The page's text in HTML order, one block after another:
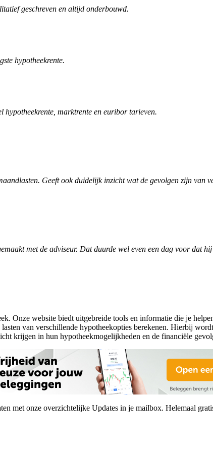
geschreven en altijd onderbouwd.
hypotheekrente.
marktrente en euribor tarieven.
Geeft ook duidelijk inzicht wat de gevolgen zijn van
met de adviseur. Dat duurde wel even een dag voor dat
Onze website biedt uitgebreide tools en informatie die je
van verschillende hypotheekopties berekenen. Hierbij
krijgen in hun hypotheekmogelijkheden en de financiële
met onze overzichtelijke Updates in je mailbox. Helemaal